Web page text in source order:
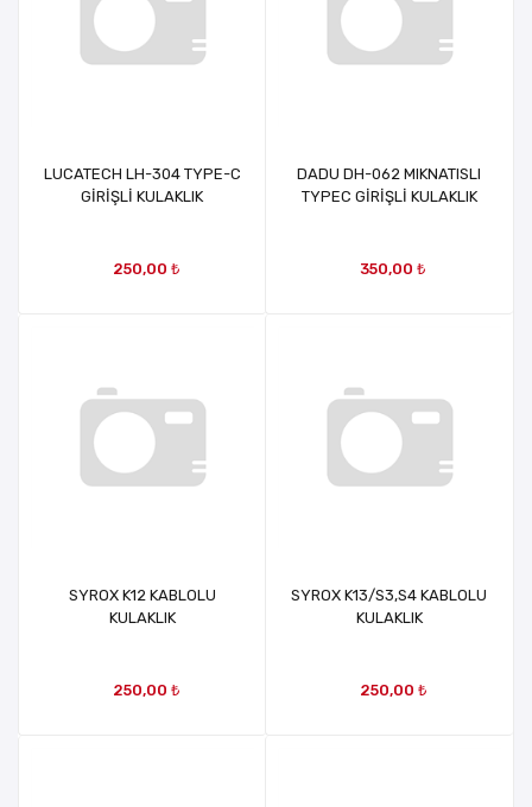
LUCATECH LH-304 TYPE-C
GİRİŞLİ KULAKLIK
250,00 ₺
DADU DH-062 MIKNATISLI
TYPEC GİRİŞLİ KULAKLIK
350,00 ₺
SYROX K12 KABLOLU
KULAKLIK
250,00 ₺
SYROX K13/S3,S4 KABLOLU
KULAKLIK
250,00 ₺